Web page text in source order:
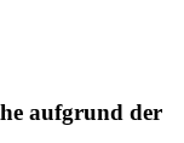
aufgrund der